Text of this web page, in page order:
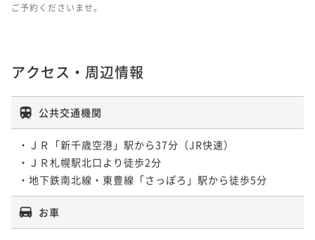
ご予約くださいませ。
アクセス・周辺情報
公共交通機関
・ＪＲ「新千歳空港」駅から37分（JR快速）
・ＪＲ札幌駅北口より徒歩2分
・地下鉄南北線・東豊線「さっぽろ」駅から徒歩5分
お車